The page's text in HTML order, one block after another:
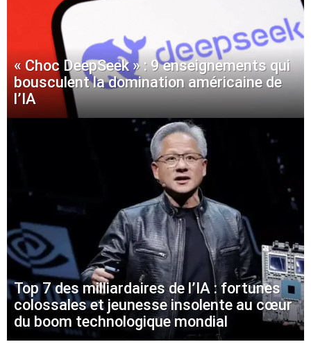
« Choc DeepSeek » : 9 enseignements qui
bousculent la domination américaine de
l’IA
Top 7 des milliardaires de l’IA : fortunes
colossales et jeunesse insolente au cœur
du boom technologique mondial